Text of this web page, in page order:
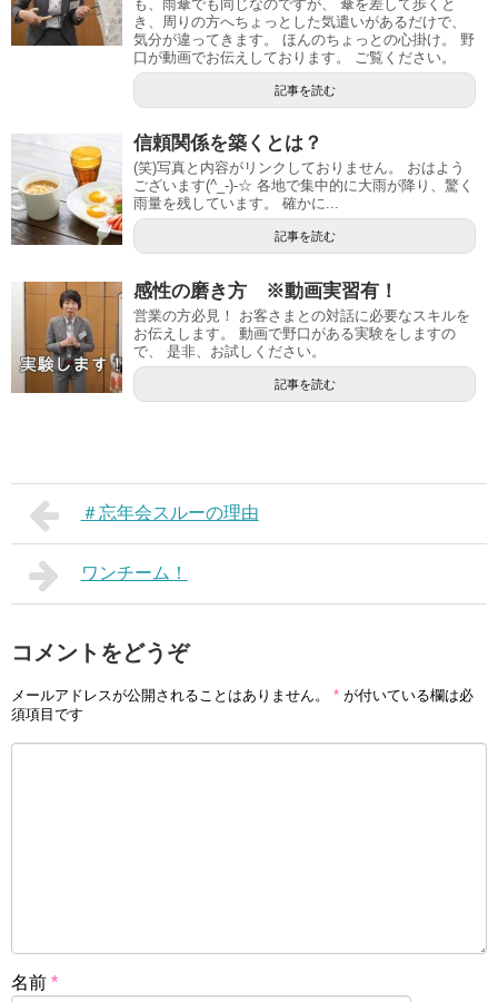
も、雨傘でも同じなのですが、 傘を差して歩くと
き、周りの方へちょっとした気遣いがあるだけで、
気分が違ってきます。 ほんのちょっとの心掛け。 野
口が動画でお伝えしております。 ご覧ください。
記事を読む
信頼関係を築くとは？
(笑)写真と内容がリンクしておりません。 おはよう
ございます(^_-)-☆ 各地で集中的に大雨が降り、驚く
雨量を残しています。 確かに...
記事を読む
感性の磨き方 ※動画実習有！
営業の方必見！ お客さまとの対話に必要なスキルを
お伝えします。 動画で野口がある実験をしますの
で、 是非、お試しください。
記事を読む
＃忘年会スルーの理由
ワンチーム！
コメントをどうぞ
メールアドレスが公開されることはありません。 * が付いている欄は必
須項目です
名前 *